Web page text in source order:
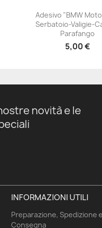
+23
Adesivo "BMW
Serbatoio-Valigie-
Parafango
5,00 €
novità e le
INFORMAZIONI UTILI
Preparazione, Spedizione e
Consegna